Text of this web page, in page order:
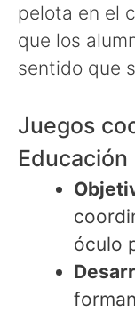
pelota en el
que los
sentido que
Juegos
Educación
óculo